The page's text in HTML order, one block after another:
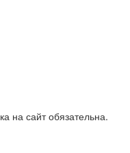
на сайт обязательна.